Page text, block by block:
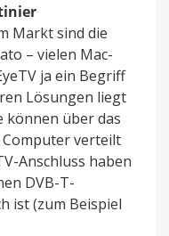
Markt sind die
– vielen Mac-
ja ein Begriff
Lösungen liegt
können über das
Computer verteilt
Anschluss haben
DVB-T-
ist (zum Beispiel